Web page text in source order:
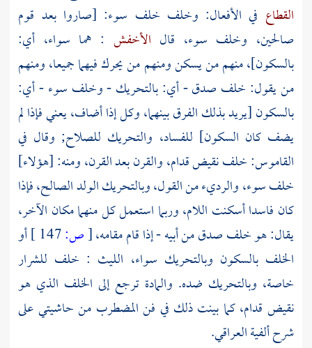
القطاع في الأفعال: وخلف خلف سوء: [صاروا بعد قوم
صالحين، وخلف سوء، قال الأخفش : هما سواء، أي:
بالسكون]، منهم من يسكن ومنهم من يحرك فيهما جميعا، ومنهم
من يقول: خلف صدق - أي: بالتحريك - وخلف سوء - أي:
بالسكون [يريد بذلك الفرق بينهما، وكل إذا أضاف، يعني فإذا لم
يضف كان السكون] للفساد، والتحريك للصلاح; وقال في
القاموس: خلف نقيض قدام، والقرن بعد القرن، ومنه: [هؤلاء]
خلف سوء، والرديء من القول، وبالتحريك الولد الصالح، فإذا
كان فاسدا أسكنت اللام، وربما استعمل كل منهما مكان الآخر،
يقال: هو خلف صدق من أبيه - إذا قام مقامه،[ص:
أو
الخلف بالسكون وبالتحريك سواء، الليث : خلف للشرار
خاصة، وبالتحريك ضده. والمادة ترجع إلى الخلف الذي هو
نقيض قدام، كما بينت ذلك في فن المضطرب من حاشيتي على
شرح ألفيةالعراقي.